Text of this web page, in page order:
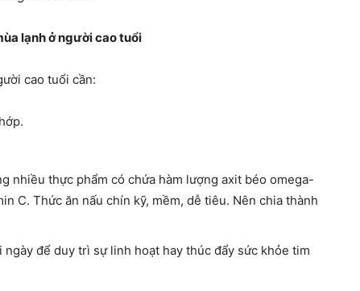
lạnh ở người cao tuổi
cao tuổi cần:
nhiều thực phẩm có chứa hàm lượng axit béo omega-
C. Thức ăn nấu chín kỹ, mềm, dễ tiêu. Nên chia thành
để duy trì sự linh hoạt hay thúc đẩy sức khỏe tim